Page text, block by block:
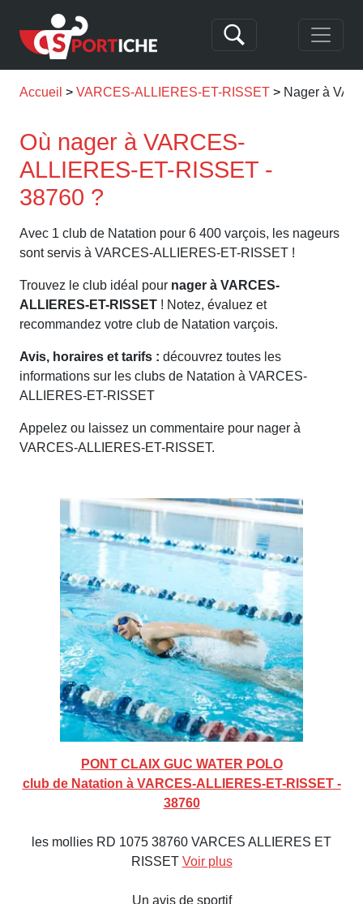
Accueil VARCES-ALLIERES-ET-RISSET Nager à
Où nager à VARCES-
ALLIERES-ET-RISSET -
38760 ?
Avec 1 club de Natation pour 6 400 varçois, les nageurs
sont servis à VARCES-ALLIERES-ET-RISSET !
Trouvez le club idéal pour nager à VARCES-
ALLIERES-ET-RISSET ! Notez, évaluez et
recommandez votre club de Natation varçois.
Avis, horaires et tarifs : découvrez toutes les
informations sur les clubs de Natation à VARCES-
ALLIERES-ET-RISSET
Appelez ou laissez un commentaire pour nager à
VARCES-ALLIERES-ET-RISSET.
PONT CLAIX GUC WATER POLO
club de Natation à VARCES-ALLIERES-ET-RISSET -
38760
les mollies RD 1075 38760 VARCES ALLIERES ET
RISSET Voir plus
Un avis de sportif